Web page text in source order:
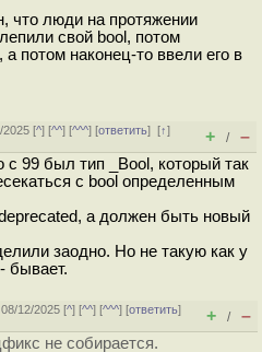
что люди на протяжении
свой bool, потом
а потом наконец-то ввели его в
2025 [^] [^^] [^^^] [ответить][↑]
+ / –
99 был тип _Bool, который так
с bool определенным
а должен быть новый
заодно. Но не такую как у
бывает.
12/2025 [^] [^^] [^^^] [ответить]
+ / –
не собирается.